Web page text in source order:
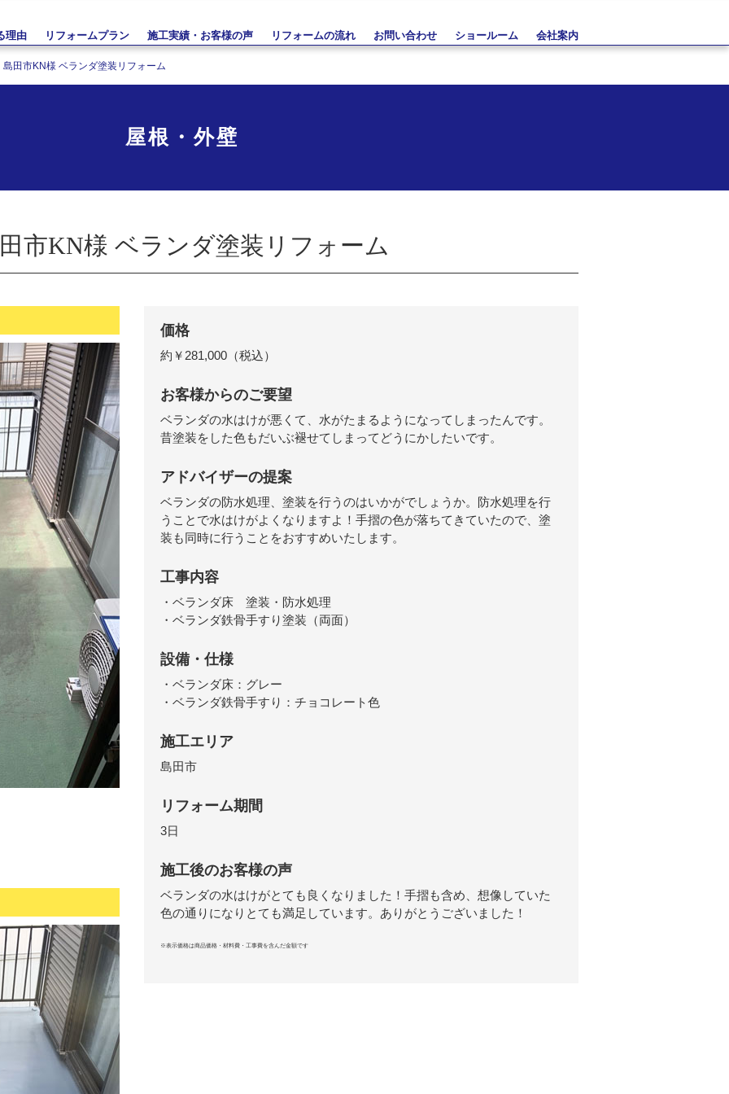
理由 リフォームプラン 施工実績・お客様の声 リフォームの流れ お問い合わせ ショールーム 会社案内
島田市KN様 ベランダ塗装リフォーム
屋根・外壁
市KN様 ベランダ塗装リフォーム
価格
約￥ 281,000 （税込）
お客様からのご要望
ベランダの水はけが悪くて、水がたまるようになってしまったんです。
昔塗装をした色もだいぶ褪せてしまってどうにかしたいです。
アドバイザーの提案
ベランダの防水処理、塗装を行うのはいかがでしょうか。 防水処理を行
うことで水はけがよくなりますよ！ 手摺の色が落ちてきていたので、塗
装も同時に行うことをおすすめいたします。
工事内容
・ベランダ床 塗装・防水処理
・ベランダ鉄骨手すり塗装（両面）
設備・仕様
・ベランダ床：グレー
・ベランダ鉄骨手すり：チョコレート色
施工エリア
島田市
リフォーム期間
3日
施工後のお客様の声
ベランダの水はけがとても良くなりました！ 手摺も含め、想像していた
色の通りになりとても満足しています。 ありがとうございました！
※表示価格は商品価格・材料費・工事費を含んだ金額です